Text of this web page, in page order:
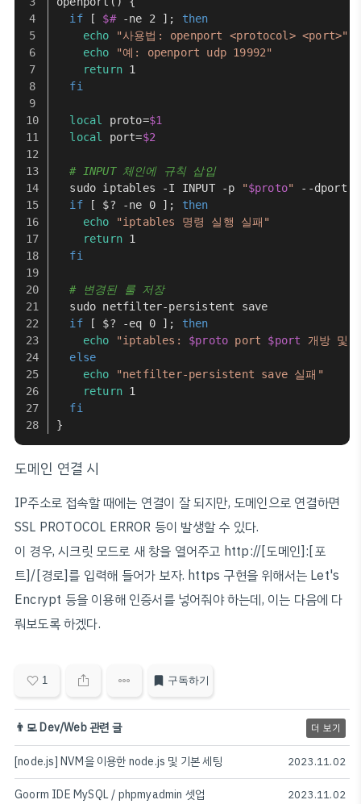
if [ $# -ne 2 ]; then
echo
"사용법: openport <protocol> <port>"
echo
"예: openport udp 19992"
return 1
fi
local proto=$1
local
port=$2
# INPUT 체인에 규칙 삽입
  sudo iptables -I INPUT -p
"$proto" --dport
if [ $? -ne 0 ]; then
echo
"iptables 명령 실행 실패"
return 1
fi
# 변경된 룰 저장
  sudo netfilter-persistent save
if [ $? -eq 0 ]; then
echo
"iptables: $proto port $port 개방 및
else
echo
"netfilter-persistent save 실패"
return 1
fi
}
도메인 연결 시
IP주소로 접속할 때에는 연결이 잘 되지만, 도메인으로 연결하면
SSL PROTOCOL ERROR 등이 발생할 수 있다.
이 경우, 시크릿 모드로 새 창을 열어주고 http://[도메인]:[포
트]/[경로]를 입력해 들어가 보자. https 구현을 위해서는 Let's
Encrypt 등을 이용해 인증서를 넣어줘야 하는데, 이는 다음에 다
뤄보도록 하겠다.
1 구독하기
👨‍💻 Dev/Web 관련 글 더 보기
[node.js] NVM을 이용한 node.js 및 기본 세팅 2023.11.02
Goorm IDE MySQL / phpmyadmin 셋업 2023.11.02